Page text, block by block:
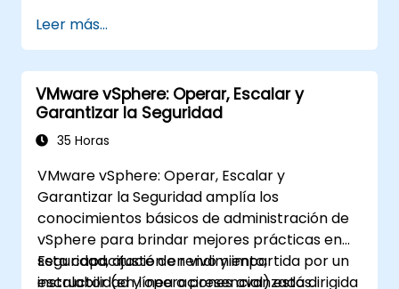
Leer más...
VMware vSphere: Operar, Escalar y
Garantizar la Seguridad
35 Horas
VMware vSphere: Operar, Escalar y
Garantizar la Seguridad amplía los
conocimientos básicos de administración de
vSphere para brindar mejores prácticas en
seguridad, ajuste de rendimiento,
escalabilidad y operaciones avanzadas.
Esta capacitación en vivo y impartida por un
instructor (en línea o presencial) está dirigida